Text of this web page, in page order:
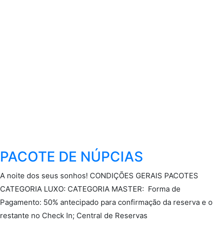
PACOTE DE NÚPCIAS
A noite dos seus sonhos! CONDIÇÕES GERAIS PACOTES
CATEGORIA LUXO: CATEGORIA MASTER: Forma de
Pagamento: 50% antecipado para confirmação da reserva e o
restante no Check In; Central de Reservas